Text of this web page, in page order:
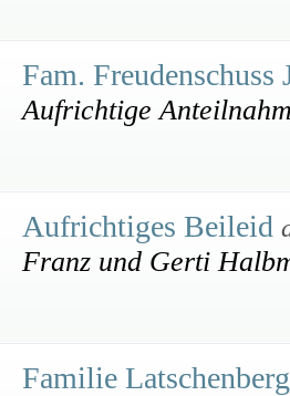
Fam. Freudenschuss
Aufrichtige
Aufrichtiges Beileid
Franz und Gerti
Familie